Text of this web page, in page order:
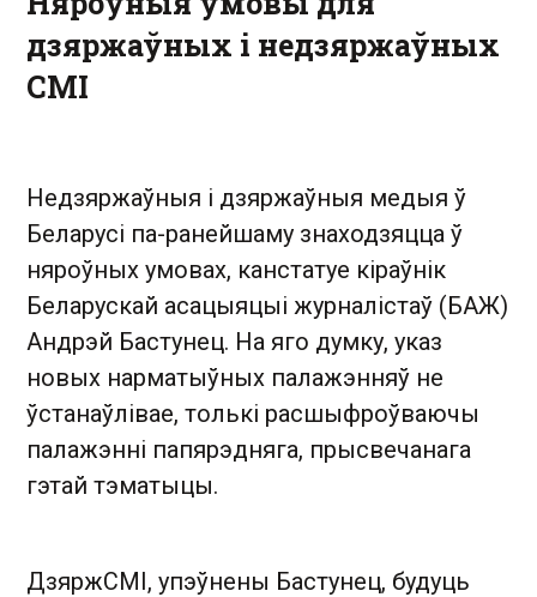
дзяржаўных і недзяржаўных
СМІ
Недзяржаўныя і дзяржаўныя медыя ў
Беларусі па-ранейшаму знаходзяцца ў
няроўных умовах, канстатуе кіраўнік
Беларускай асацыяцыі журналістаў (БАЖ)
Андрэй Бастунец. На яго думку, указ
новых нарматыўных палажэнняў не
ўстанаўлівае, толькі расшыфроўваючы
палажэнні папярэдняга, прысвечанага
гэтай тэматыцы.
ДзяржСМІ, упэўнены Бастунец, будуць